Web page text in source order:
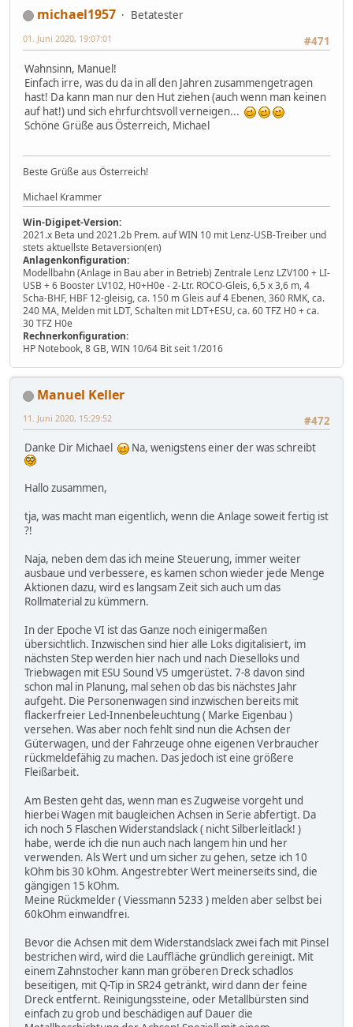
michael1957
Betatester
#471
01. Juni 2020, 19:07:01
Wahnsinn, Manuel!
Einfach irre, was du da in all den Jahren zusammengetragen
hast! Da kann man nur den Hut ziehen (auch wenn man keinen
auf hat!) und sich ehrfurchtsvoll verneigen...
Schöne Grüße aus Österreich, Michael
Beste Grüße aus Österreich!
Michael Krammer
Win-Digipet-Version:
2021.x Beta und 2021.2b Prem. auf WIN 10 mit Lenz-USB-Treiber und
stets aktuellste Betaversion(en)
Anlagenkonfiguration:
Modellbahn (Anlage in Bau aber in Betrieb) Zentrale Lenz LZV100 + LI-
USB + 6 Booster LV102, H0+H0e - 2-Ltr. ROCO-Gleis, 6,5 x 3,6 m, 4
Scha-BHF, HBF 12-gleisig, ca. 150 m Gleis auf 4 Ebenen, 360 RMK, ca.
240 MA, Melden mit LDT, Schalten mit LDT+ESU, ca. 60 TFZ H0 + ca.
30 TFZ H0e
Rechnerkonfiguration:
HP Notebook, 8 GB, WIN 10/64 Bit seit 1/2016
Manuel Keller
#472
11. Juni 2020, 15:29:52
Danke Dir Michael Na, wenigstens einer der was schreibt
Hallo zusammen,
tja, was macht man eigentlich, wenn die Anlage soweit fertig ist
?!
Naja, neben dem das ich meine Steuerung, immer weiter
ausbaue und verbessere, es kamen schon wieder jede Menge
Aktionen dazu, wird es langsam Zeit sich auch um das
Rollmaterial zu kümmern.
In der Epoche VI ist das Ganze noch einigermaßen
übersichtlich. Inzwischen sind hier alle Loks digitalisiert, im
nächsten Step werden hier nach und nach Dieselloks und
Triebwagen mit ESU Sound V5 umgerüstet. 7-8 davon sind
schon mal in Planung, mal sehen ob das bis nächstes Jahr
aufgeht. Die Personenwagen sind inzwischen bereits mit
flackerfreier Led-Innenbeleuchtung ( Marke Eigenbau )
versehen. Was aber noch fehlt sind nun die Achsen der
Güterwagen, und der Fahrzeuge ohne eigenen Verbraucher
rückmeldefähig zu machen. Das jedoch ist eine größere
Fleißarbeit.
Am Besten geht das, wenn man es Zugweise vorgeht und
hierbei Wagen mit baugleichen Achsen in Serie abfertigt. Da
ich noch 5 Flaschen Widerstandslack ( nicht Silberleitlack! )
habe, werde ich die nun auch nach langem hin und her
verwenden. Als Wert und um sicher zu gehen, setze ich 10
kOhm bis 30 kOhm. Angestrebter Wert meinerseits sind, die
gängigen 15 kOhm.
Meine Rückmelder ( Viessmann 5233 ) melden aber selbst bei
60kOhm einwandfrei.
Bevor die Achsen mit dem Widerstandslack zwei fach mit Pinsel
bestrichen wird, wird die Lauffläche gründlich gereinigt. Mit
einem Zahnstocher kann man gröberen Dreck schadlos
beseitigen, mit Q-Tip in SR24 getränkt, wird dann der feine
Dreck entfernt. Reinigungssteine, oder Metallbürsten sind
einfach zu grob und beschädigen auf Dauer die